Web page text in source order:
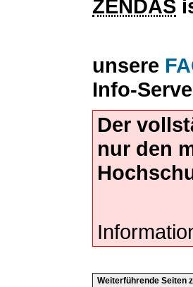
ZENDAS
unsere
Info-
Der
nur den
Weiterführende Seiten